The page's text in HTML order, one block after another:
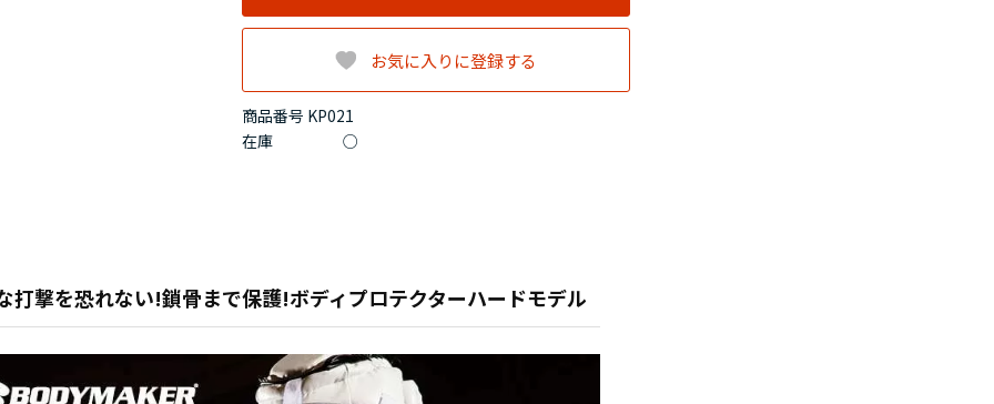
商品番号 KP021
在庫
○
お気に入りに登録する
打撃を恐れない!鎖骨まで保護!ボディプロテクターハードモデル